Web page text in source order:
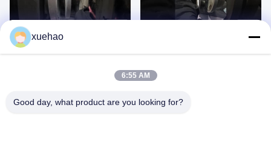
Stromerzeuger Rotor Schmieden mit
Schleifen,Wärmestabilitätsprüfung
Schleifen,Wärmestabilitätsprüfung
xuehao
6:55 AM
Good day, what product are you looking for?